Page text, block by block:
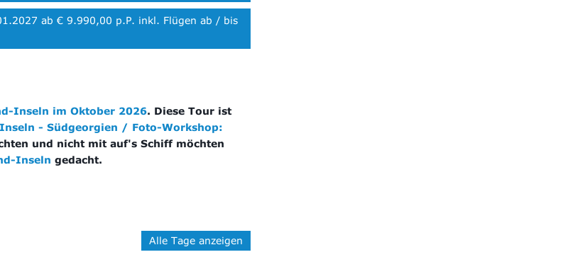
ab € 9.990,00 p.P. inkl. Flügen ab / bis
Inseln im Oktober 2026. Diese Tour ist
- Südgeorgien / Foto-Workshop:
und nicht mit auf's Schiff möchten
Inseln gedacht.
Alle Tage anzeigen